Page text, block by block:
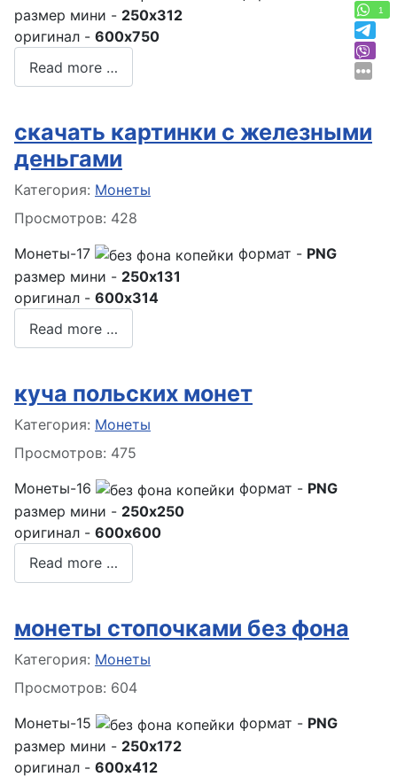
размер мини - 250x312
оригинал - 600x750
Read more …
скачать картинки с железными
деньгами
Информация о материале
Категория: Монеты
Просмотров: 428
Монеты-17
формат - PNG
размер мини - 250x131
оригинал - 600x314
Read more …
куча польских монет
Информация о материале
Категория: Монеты
Просмотров: 475
Монеты-16
формат - PNG
размер мини - 250x250
оригинал - 600x600
Read more …
монеты стопочками без фона
Информация о материале
Категория: Монеты
Просмотров: 604
Монеты-15
формат - PNG
размер мини - 250x172
оригинал - 600x412
1